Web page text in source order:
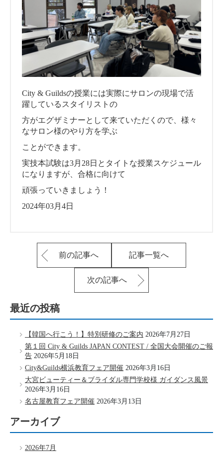
City & Guildsの授業には実際にサロンの現場で活
躍しているスタイリストの
方がエグザミナーとして来ていただくので、様々
なサロン様のやり方を学ぶ
ことができます。
実技本試験は3月28日とタイトな授業スケジュール
になりますが、合格に向けて
頑張っていきましょう！
2024年03月4日
前の記事へ 記事一覧へ
次の記事へ
最近の投稿
【韓国へ行こう！】特別研修のご案内 2026年7月27日
第１回 City & Guilds JAPAN CONTEST / 全国大会開催のご報
告 2026年5月18日
City&Guilds横浜教育フェア開催 2026年3月16日
大宮ビューティー＆ブライダル専門学校様 ガイダンス風景
2026年3月16日
名古屋教育フェア開催 2026年3月13日
アーカイブ
2026年7月